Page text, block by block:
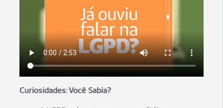
Curiosidades: Você Sabia?